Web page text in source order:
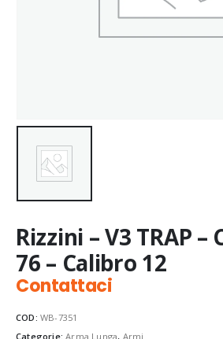
Rizzini – V3 TRAP –
76 – Calibro 12
Contattaci
COD: WB-7351
Categorie:Arma Lunga, Armi